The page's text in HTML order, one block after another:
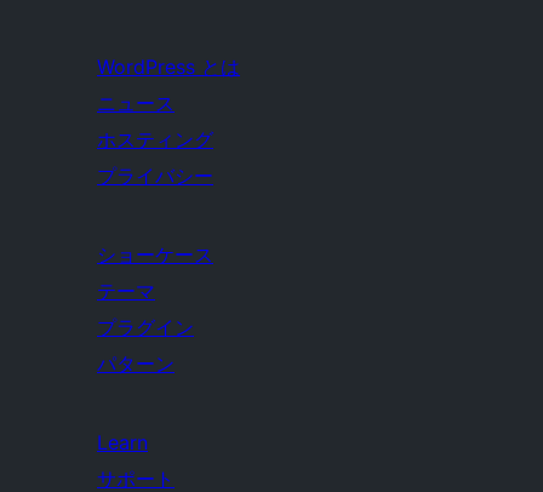
WordPress とは
ニュース
ホスティング
プライバシー
ショーケース
テーマ
プラグイン
パターン
Learn
サポート